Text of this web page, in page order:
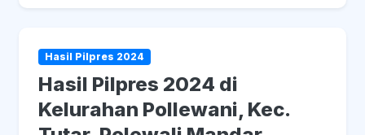
Hasil Pilpres 2024
Hasil Pilpres 2024 di
Kelurahan Pollewani, Kec.